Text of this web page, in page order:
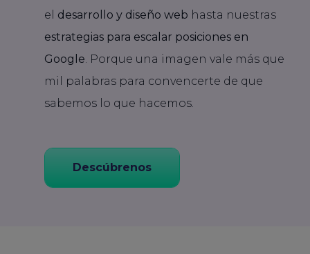
el desarrollo y diseño web hasta nuestras
estrategias para escalar posiciones en
Google. Porque una imagen vale más que
mil palabras para convencerte de que
sabemos lo que hacemos.
Descúbrenos